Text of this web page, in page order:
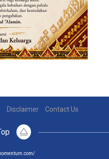
Disclaimer Contact Us